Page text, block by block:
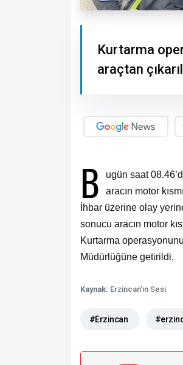
Kurtarma
araçtan
B
ugün saat
aracın motor
İhbar üzerine olay
sonucu aracın motor
Kurtarma
Müdürlüğüne getirildi.
Kaynak: Erzincan'ın Sesi
#Erzincan